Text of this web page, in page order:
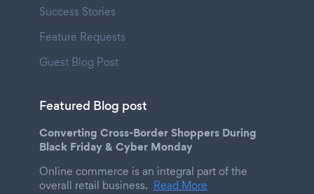
Success Stories
Feature Requests
Guest Blog Post
Featured Blog post
Converting Cross-Border Shoppers During
Black Friday & Cyber Monday
Online commerce is an integral part of the
overall retail business. Read More